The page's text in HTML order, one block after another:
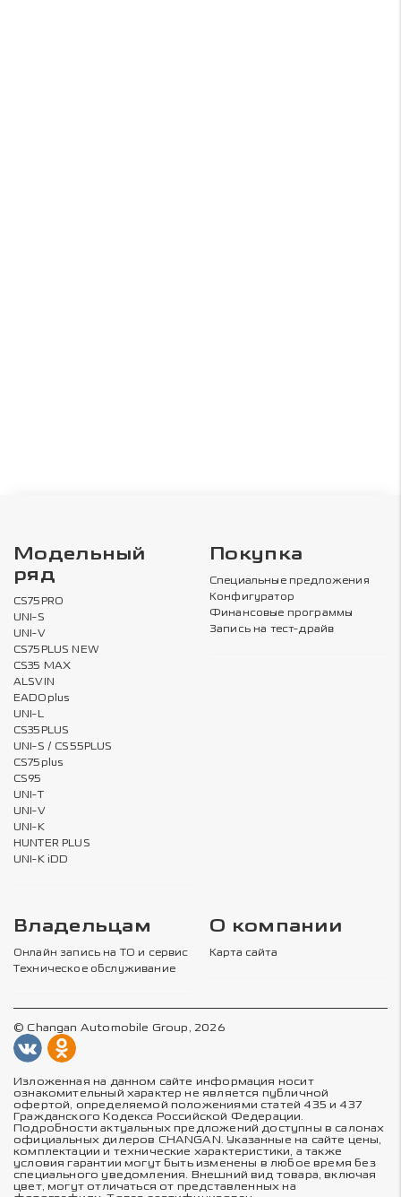
Модельный
ряд
CS75PRO
UNI-S
UNI-V
CS75PLUS NEW
CS35 MAX
ALSVIN
EADOplus
UNI-L
CS35PLUS
UNI-S / CS55PLUS
CS75plus
CS95
UNI-T
UNI-V
UNI-K
HUNTER PLUS
UNI-K iDD
Покупка
Специальные предложения
Конфигуратор
Финансовые программы
Запись на тест-драйв
Владельцам
Онлайн запись на ТО и сервис
Техническое обслуживание
О компании
Карта сайта
© Changan Automobile Group, 2026
Изложенная на данном сайте информация носит
ознакомительный характер не является публичной
офертой, определяемой положениями статей 435 и 437
Гражданского Кодекса Российской Федерации.
Подробности актуальных предложений доступны в салонах
официальных дилеров CHANGAN. Указанные на сайте цены,
комплектации и технические характеристики, а также
условия гарантии могут быть изменены в любое время без
специального уведомления. Внешний вид товара, включая
цвет, могут отличаться от представленных на